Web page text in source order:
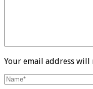
Your email address